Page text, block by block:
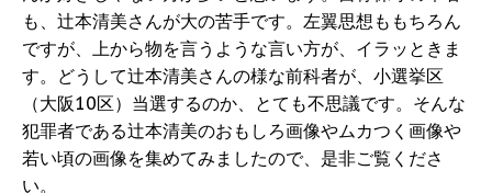
も、辻本清美さんが大の苦手です。左翼思想ももちろん
ですが、上から物を言うような言い方が、イラッときま
す。どうして辻本清美さんの様な前科者が、小選挙区
（大阪10区）当選するのか、とても不思議です。そんな
犯罪者である辻本清美のおもしろ画像やムカつく画像や
若い頃の画像を集めてみましたので、是非ご覧くださ
い。